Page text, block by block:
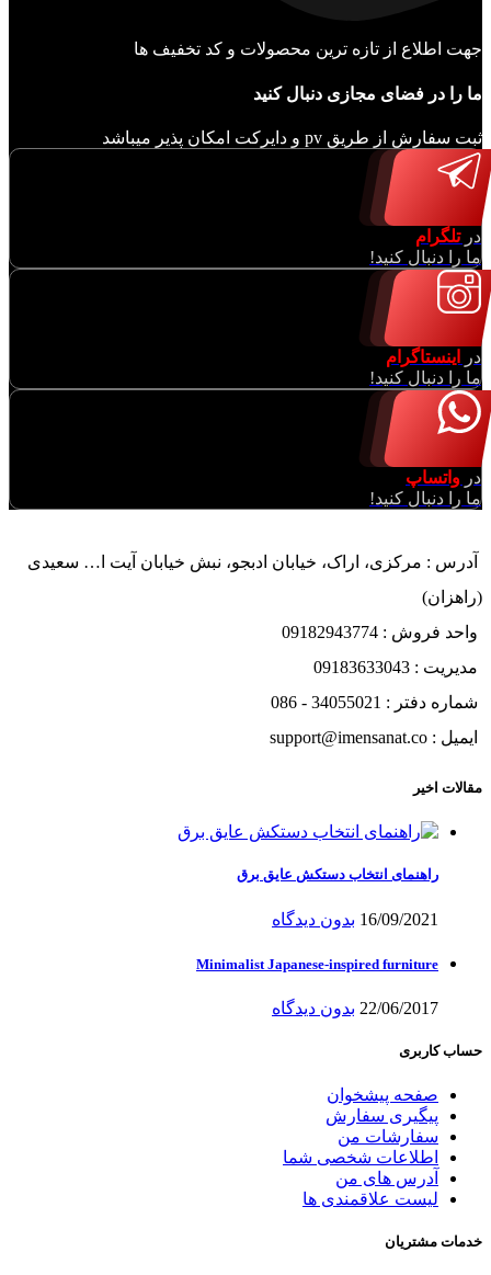
جهت اطلاع از تازه ترین محصولات و کد تخفیف ها
ما را در فضای مجازی دنبال کنید
ثبت سفارش از طریق pv و دایرکت امکان پذیر میباشد
درتلگرام
ما را دنبال کنید!
در
اینستاگرام
ما را دنبال کنید!
در واتساپ
ما را دنبال کنید!
آدرس : مرکزی، اراک، خیابان ادبجو، نبش خیابان آیت ا… سعیدی
(راهزان)
واحد فروش : 09182943774
مدیریت : 09183633043
شماره دفتر : 34055021 - 086
ایمیل : support@imensanat.co
مقالات اخیر
راهنمای انتخاب دستکش عایق برق
16/09/2021 بدون دیدگاه
Minimalist Japanese-inspired furniture
22/06/2017 بدون دیدگاه
حساب کاربری
صفحه پیشخوان
پیگیری سفارش
سفارشات من
اطلاعات شخصی شما
آدرس های من
لیست علاقمندی ها
خدمات مشتریان